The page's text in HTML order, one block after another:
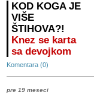
KOD KOGA JE
VIŠE
ŠTIHOVA?!
Knez se karta
sa devojkom
Komentara (0)
pre 19 meseci